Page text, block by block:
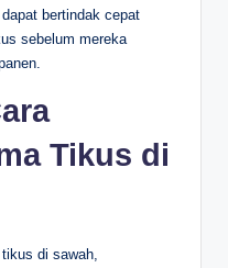
bertindak cepat
sebelum mereka
Tikus di
di sawah,